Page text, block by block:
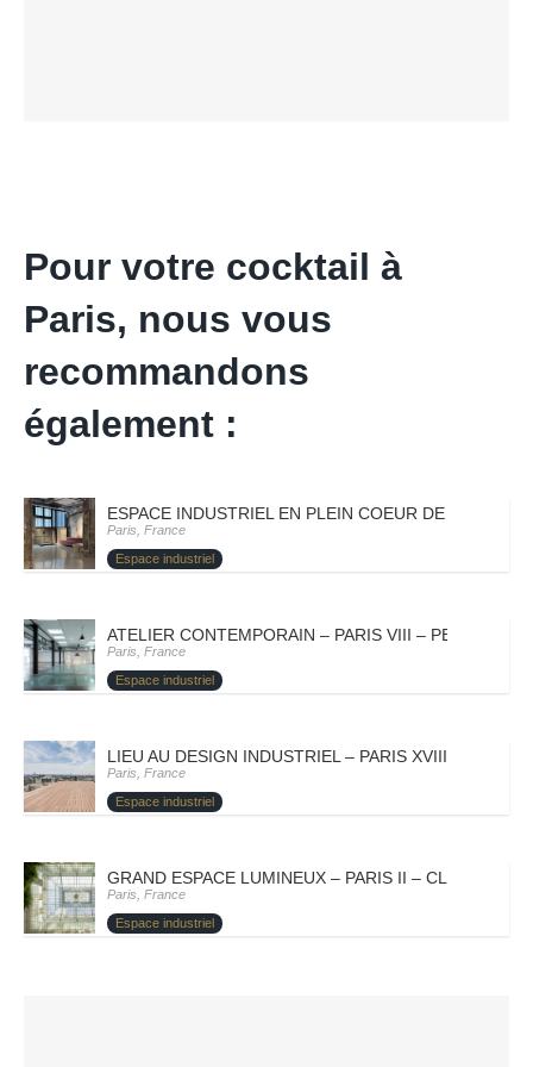
Pour votre cocktail à
Paris, nous vous
recommandons
également :
ESPACE INDUSTRIEL EN PLEIN COEUR DE PARIS –
Paris, France
Espace industriel
ATELIER CONTEMPORAIN – PARIS VIII – PETROVA
Paris, France
Espace industriel
LIEU AU DESIGN INDUSTRIEL – PARIS XVIII – DOMY
Paris, France
Espace industriel
GRAND ESPACE LUMINEUX – PARIS II – CLAIRO
Paris, France
Espace industriel